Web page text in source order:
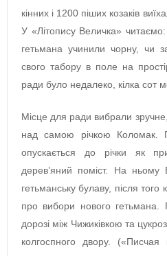
кінних і 1200 піших козаків
У «Літопису Величка»
гетьмана учинили чорну, чи
свого табору в поле на
ради було недалеко, кілка сот
Місце для ради вибрали
над самою річкою Коломак.
опускається до річки як
дерев’яний поміст. На ньому
гетьманську булаву, після того
про вибори нового гетьмана.
дорозі між Чижиківкою та
колгоспного двору. («Писчая